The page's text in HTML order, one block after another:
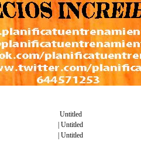
Untitled
| Untitled
| Untitled